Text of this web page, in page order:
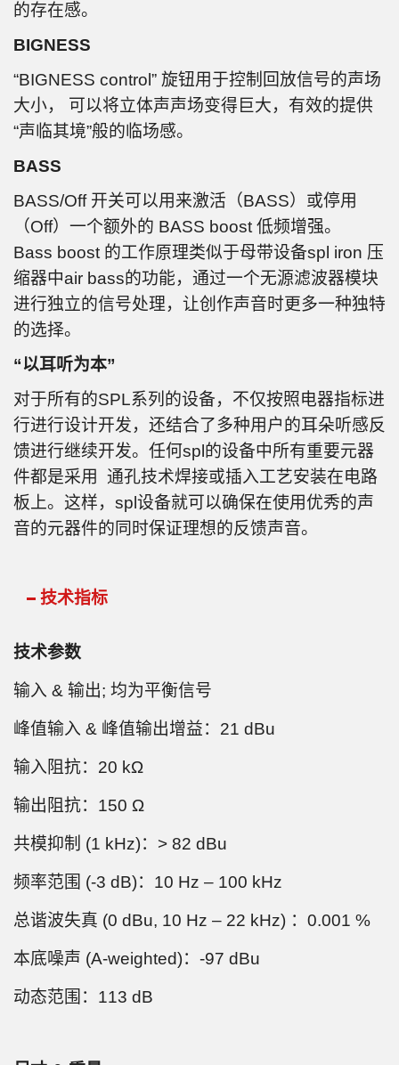
的存在感。
BIGNESS
“BIGNESS control” 旋钮用于控制回放信号的声场
大小， 可以将立体声声场变得巨大，有效的提供
“声临其境”般的临场感。
BASS
BASS/Off 开关可以用来激活（BASS）或停用
（Off）一个额外的 BASS boost 低频增强。
Bass boost 的工作原理类似于母带设备spl iron 压
缩器中air bass的功能，通过一个无源滤波器模块
进行独立的信号处理，让创作声音时更多一种独特
的选择。
“以耳听为本”
对于所有的SPL系列的设备，不仅按照电器指标进
行进行设计开发，还结合了多种用户的耳朵听感反
馈进行继续开发。任何spl的设备中所有重要元器
件都是采用 通孔技术焊接或插入工艺安装在电路
板上。这样，spl设备就可以确保在使用优秀的声
音的元器件的同时保证理想的反馈声音。
技术指标
技术参数
输入 & 输出; 均为平衡信号
峰值输入 & 峰值输出增益：21 dBu
输入阻抗：20 kΩ
输出阻抗：150 Ω
共模抑制 (1 kHz)：> 82 dBu
频率范围 (-3 dB)：10 Hz ‒ 100 kHz
总谐波失真 (0 dBu, 10 Hz ‒ 22 kHz) ：0.001 %
本底噪声 (A-weighted)：-97 dBu
动态范围：113 dB